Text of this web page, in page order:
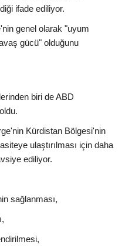
ifade ediliyor.
genel olarak "uyum
gücü" olduğunu
biri de ABD
Kürdistan Bölgesi'nin
ulaştırılması için daha
ediliyor.
sağlanması,